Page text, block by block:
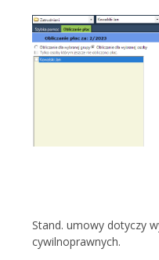
Stand. umowy dotyczy
cywilnoprawnych.